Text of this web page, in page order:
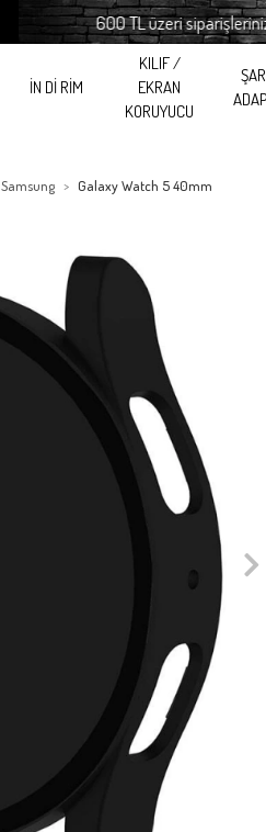
600 TL üzeri siparişlerinizde
İN Dİ RİM
KILIF /
EKRAN
KORUYUCU
Samsung Galaxy Watch 5 40mm